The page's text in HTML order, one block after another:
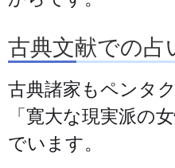
古典文献での占
古典諸家もペンタ
「寛大な現実派の
でいます。